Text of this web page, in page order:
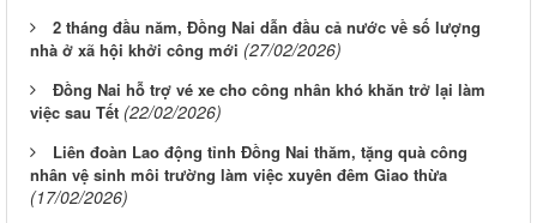
2 tháng đầu năm, Đồng Nai dẫn đầu cả nước về số lượng
nhà ở xã hội khởi công mới (27/02/2026)
Đồng Nai hỗ trợ vé xe cho công nhân khó khăn trở lại làm
việc sau Tết (22/02/2026)
Liên đoàn Lao động tỉnh Đồng Nai thăm, tặng quà công
nhân vệ sinh môi trường làm việc xuyên đêm Giao thừa
(17/02/2026)